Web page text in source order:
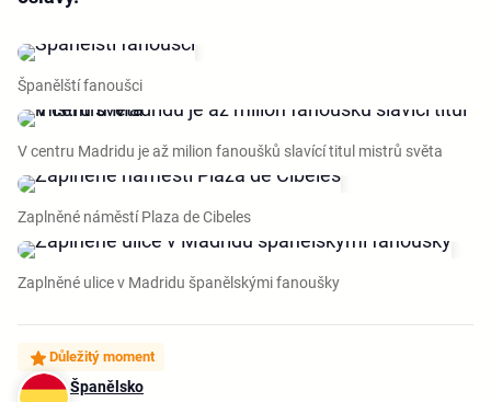
Španělští fanoušci
V centru Madridu je až milion fanoušků slavící titul mistrů světa
Zaplněné náměstí Plaza de Cibeles
Zaplněné ulice v Madridu španělskými fanoušky
Důležitý moment
Španělsko